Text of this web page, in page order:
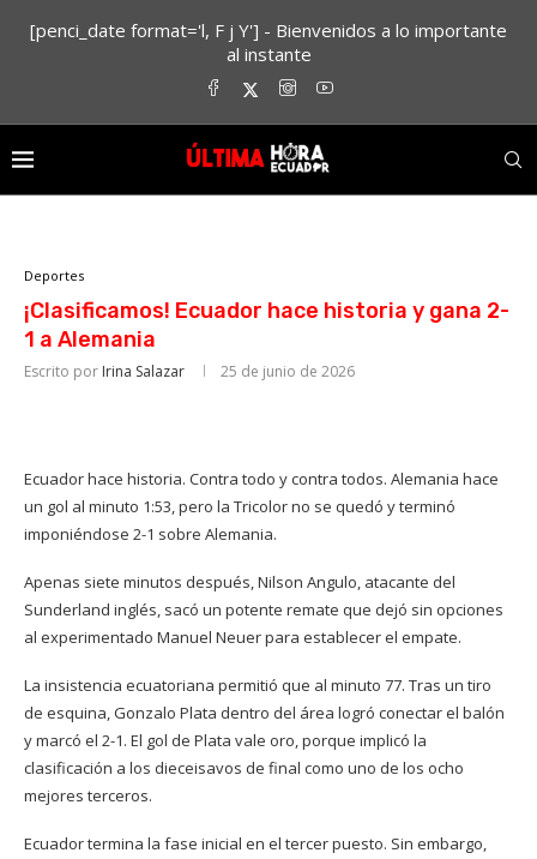
[penci_date format='l, F j Y'] - Bienvenidos a lo importante
al instante
Deportes
¡Clasificamos! Ecuador hace historia y gana 2-
1 a Alemania
Escrito por Irina Salazar 25 de junio de 2026
Ecuador hace historia. Contra todo y contra todos. Alemania hace
un gol al minuto 1:53, pero la Tricolor no se quedó y terminó
imponiéndose 2-1 sobre Alemania.
Apenas siete minutos después, Nilson Angulo, atacante del
Sunderland inglés, sacó un potente remate que dejó sin opciones
al experimentado Manuel Neuer para establecer el empate.
La insistencia ecuatoriana permitió que al minuto 77. Tras un tiro
de esquina, Gonzalo Plata dentro del área logró conectar el balón
y marcó el 2-1. El gol de Plata vale oro, porque implicó la
clasificación a los dieceisavos de final como uno de los ocho
mejores terceros.
Ecuador termina la fase inicial en el tercer puesto. Sin embargo,